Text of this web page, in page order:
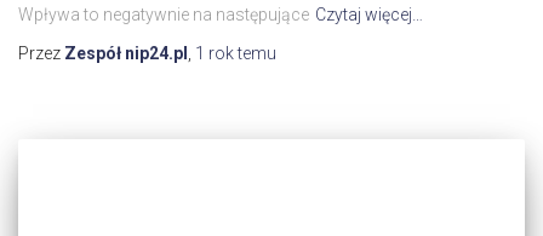
Wpływa to negatywnie na następujące Czytaj więcej…
Przez Zespół nip24.pl , 1 roktemu